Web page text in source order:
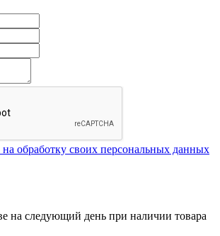
на обработку своих персональных данных
на следующий день при наличии товара